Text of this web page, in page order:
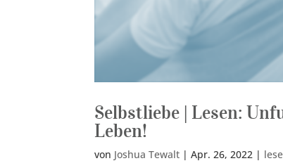
Selbstliebe | Lesen:
Leben!
von Joshua Tewalt |Apr. 26, 2022 |